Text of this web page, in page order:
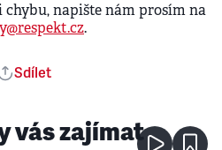
chybu, napište nám prosím na
.
Sdílet
vás zajímat